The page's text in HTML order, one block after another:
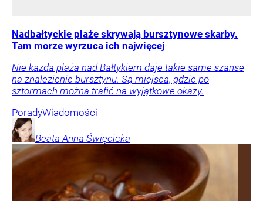
Nadbałtyckie plaże skrywają bursztynowe skarby.
Tam morze wyrzuca ich najwięcej
Nie każda plaża nad Bałtykiem daje takie same szanse
na znalezienie bursztynu. Są miejsca, gdzie po
sztormach można trafić na wyjątkowe okazy.
PoradyWiadomości
Beata Anna Święcicka